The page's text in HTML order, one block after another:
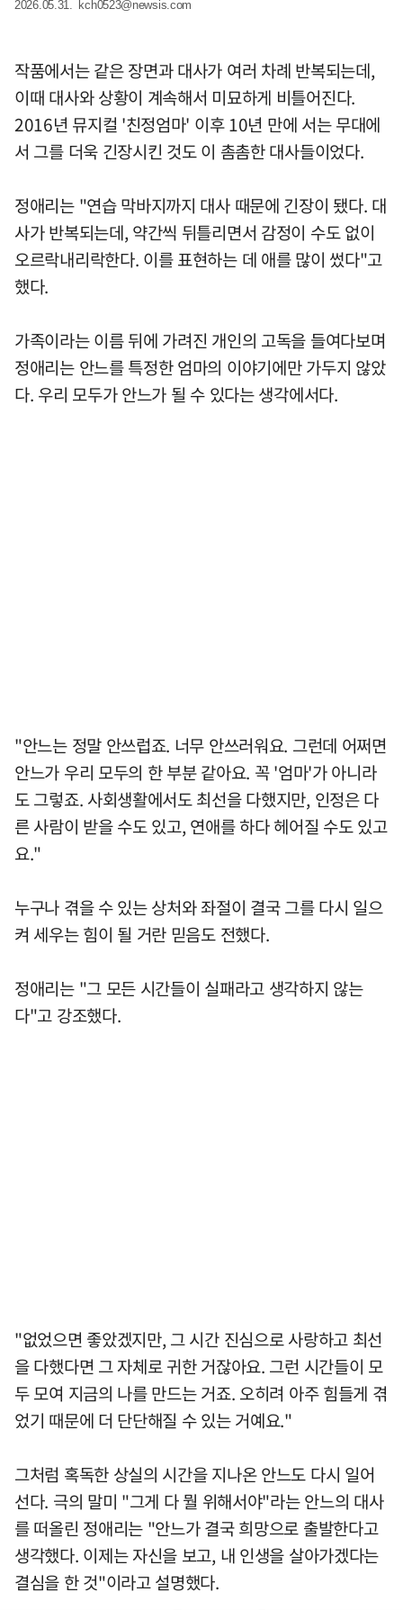
2026.05.31. kch0523@newsis.com
작품에서는 같은 장면과 대사가 여러 차례 반복되는데,
이때 대사와 상황이 계속해서 미묘하게 비틀어진다.
2016년 뮤지컬 '친정엄마' 이후 10년 만에 서는 무대에
서 그를 더욱 긴장시킨 것도 이 촘촘한 대사들이었다.
정애리는 "연습 막바지까지 대사 때문에 긴장이 됐다. 대
사가 반복되는데, 약간씩 뒤틀리면서 감정이 수도 없이
오르락내리락한다. 이를 표현하는 데 애를 많이 썼다"고
했다.
가족이라는 이름 뒤에 가려진 개인의 고독을 들여다보며
정애리는 안느를 특정한 엄마의 이야기에만 가두지 않았
다. 우리 모두가 안느가 될 수 있다는 생각에서다.
"안느는 정말 안쓰럽죠. 너무 안쓰러워요. 그런데 어쩌면
안느가 우리 모두의 한 부분 같아요. 꼭 '엄마'가 아니라
도 그렇죠. 사회생활에서도 최선을 다했지만, 인정은 다
른 사람이 받을 수도 있고, 연애를 하다 헤어질 수도 있고
요."
누구나 겪을 수 있는 상처와 좌절이 결국 그를 다시 일으
켜 세우는 힘이 될 거란 믿음도 전했다.
정애리는 "그 모든 시간들이 실패라고 생각하지 않는
다"고 강조했다.
"없었으면 좋았겠지만, 그 시간 진심으로 사랑하고 최선
을 다했다면 그 자체로 귀한 거잖아요. 그런 시간들이 모
두 모여 지금의 나를 만드는 거죠. 오히려 아주 힘들게 겪
었기 때문에 더 단단해질 수 있는 거예요."
그처럼 혹독한 상실의 시간을 지나온 안느도 다시 일어
선다. 극의 말미 "그게 다 뭘 위해서야"라는 안느의 대사
를 떠올린 정애리는 "안느가 결국 희망으로 출발한다고
생각했다. 이제는 자신을 보고, 내 인생을 살아가겠다는
결심을 한 것"이라고 설명했다.